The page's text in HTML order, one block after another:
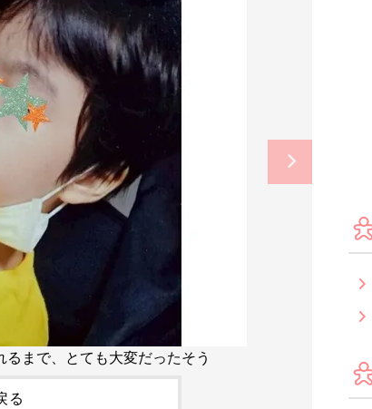
まで、とても大変だったそう
る